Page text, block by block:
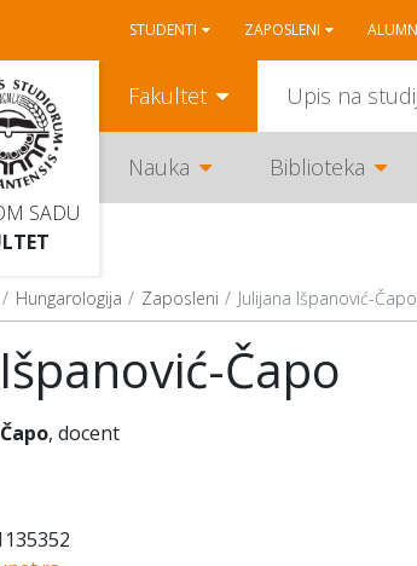
STUDENTI ZAPOSLENI
SADU
Fakultet Upis na
Nauka Biblioteka
Hungarologija Zaposleni Julijana Išpanović-Čapo
Čapo
, docent